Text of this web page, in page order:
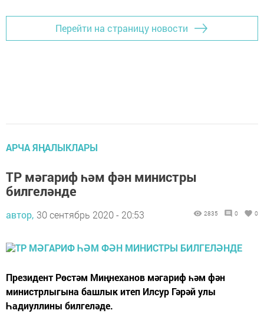
Перейти на страницу новости
АРЧА ЯҢАЛЫКЛАРЫ
ТР мәгариф һәм фән министры
билгеләнде
автор, 30 сентябрь 2020 - 20:53 2835 0 0
Президент Рөстәм Миңнеханов мәгариф һәм фән
министрлыгына башлык итеп Илсур Гәрәй улы
Һадиуллины билгеләде.